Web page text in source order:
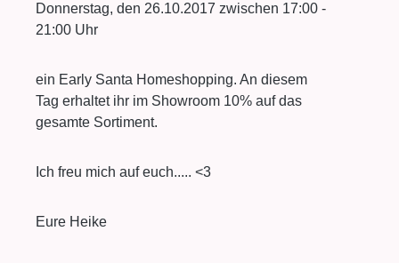
Donnerstag, den 26.10.2017 zwischen 17:00 -
21:00 Uhr
ein Early Santa Homeshopping. An diesem
Tag erhaltet ihr im Showroom 10% auf das
gesamte Sortiment.
Ich freu mich auf euch..... <3
Eure Heike